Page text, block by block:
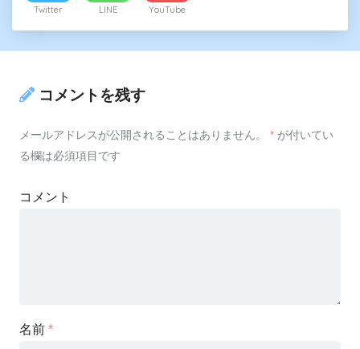
Twitter LINE YouTube
コメントを残す
メールアドレスが公開されることはありません。 * が付いてい
る欄は必須項目です
コメント
名前 *